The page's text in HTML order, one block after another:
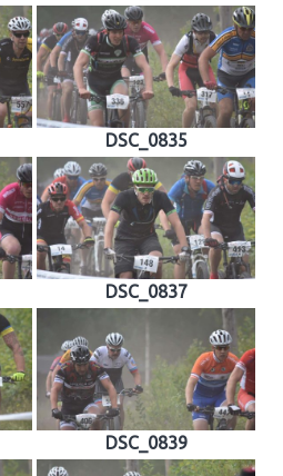
DSC_0835
DSC_0837
DSC_0839